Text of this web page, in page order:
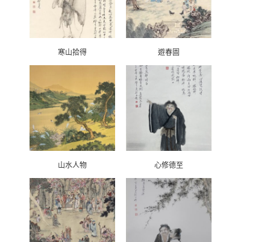
寒山拾得 遊春圖
山水人物 心修德至